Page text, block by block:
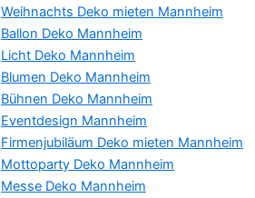
Weihnachts Deko mieten Mannheim
Ballon Deko Mannheim
Licht Deko Mannheim
Blumen Deko Mannheim
Bühnen Deko Mannheim
Eventdesign Mannheim
Firmenjubiläum Deko mieten Mannheim
Mottoparty Deko Mannheim
Messe Deko Mannheim